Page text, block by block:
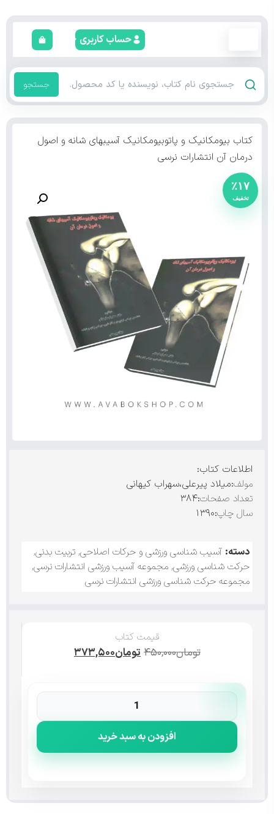
حساب کاربری
جستجو
کتاب بیومکانیک و پاتوبیومکانیک آسیبهای شانه و اصول
درمان آن انتشارات نرسی
٪۱۷
اطلاعات کتاب:
مولف:میلاد پیرعلی،سهراب کیهانی
تعداد صفحات:۳۸۴
سال چاپ:۱۳۹۰
دسته: آسیب شناسی ورزشی و حرکات اصلاحی, تربیت بدنی,
حرکت شناسی ورزشی, مجموعه آسیب ورزشی انتشارات نرسی,
مجموعه حرکت شناسی ورزشی انتشارات نرسی
قیمت کتاب
تومان۴۵۰,۰۰۰تومان۳۷۳,۵۰۰
افزودن به سبد خرید